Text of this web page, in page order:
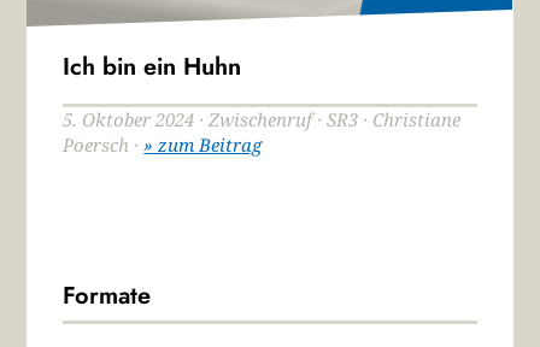
Ich bin ein Huhn
5. Oktober 2024 · Zwischenruf · SR3 · Christiane
Poersch ·» zum Beitrag
Formate